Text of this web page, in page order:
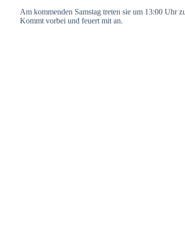
Am kommenden Samstag treten sie um 13:00 Uhr
Kommt vorbei und feuert mit an.